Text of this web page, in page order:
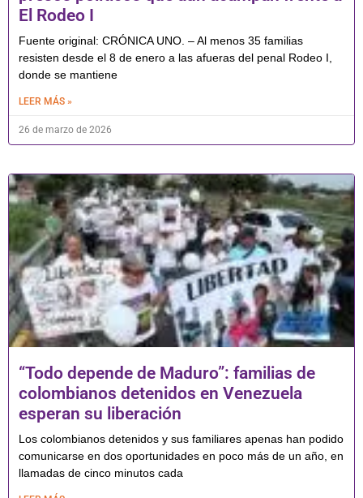
El Rodeo I
Fuente original: CRÓNICA UNO. – Al menos 35 familias
resisten desde el 8 de enero a las afueras del penal Rodeo I,
donde se mantiene
LEER MÁS »
26 de marzo de 2026
“Todo depende de Maduro”: familias de
colombianos detenidos en Venezuela
esperan su liberación
Los colombianos detenidos y sus familiares apenas han podido
comunicarse en dos oportunidades en poco más de un año, en
llamadas de cinco minutos cada